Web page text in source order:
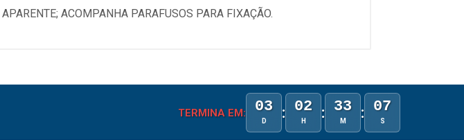
ACOMPANHA PARAFUSOS PARA FIXAÇÃO.
TERMINA EM: 03
D : 02
H : 33
M : 07
S